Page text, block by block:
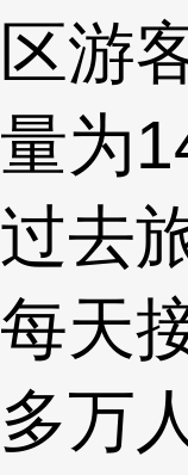
区游
量为
过去
每天
多万